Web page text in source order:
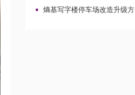
车牌识别选型、报价与对接路径
熵基写字楼停车场改造升级方